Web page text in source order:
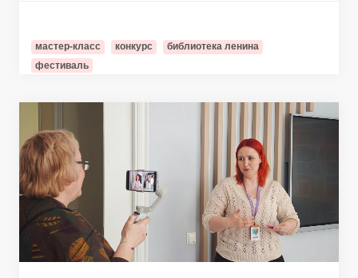
мастер-класс конкурс
библиотека ленина
фестиваль